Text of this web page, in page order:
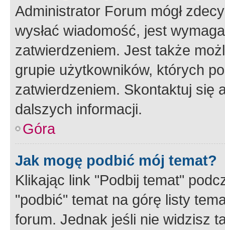
Administrator Forum mógł
wysłać wiadomość, jest
zatwierdzeniem. Jest także
grupie użytkowników, których
zatwierdzeniem. Skontaktuj się
dalszych informacji.
Góra
Jak mogę podbić mój temat?
Klikając link "Podbij temat"
"podbić" temat na górę listy
forum. Jednak jeśli nie widzisz